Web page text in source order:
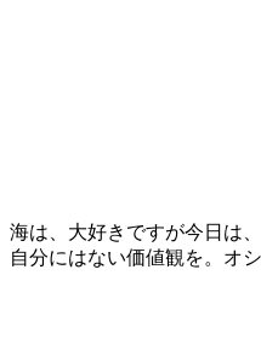
海は、大好きですが今日は
自分にはない価値観を。オ